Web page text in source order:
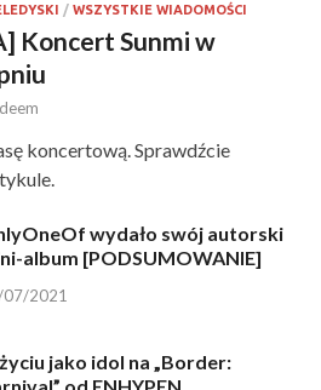
/ WSZYSTKIE WIADOMOŚCI
Koncert Sunmi w
koncertową. Sprawdźcie
wydało swój autorski
album [PODSUMOWANIE]
07/2021
jako idol na „Border: